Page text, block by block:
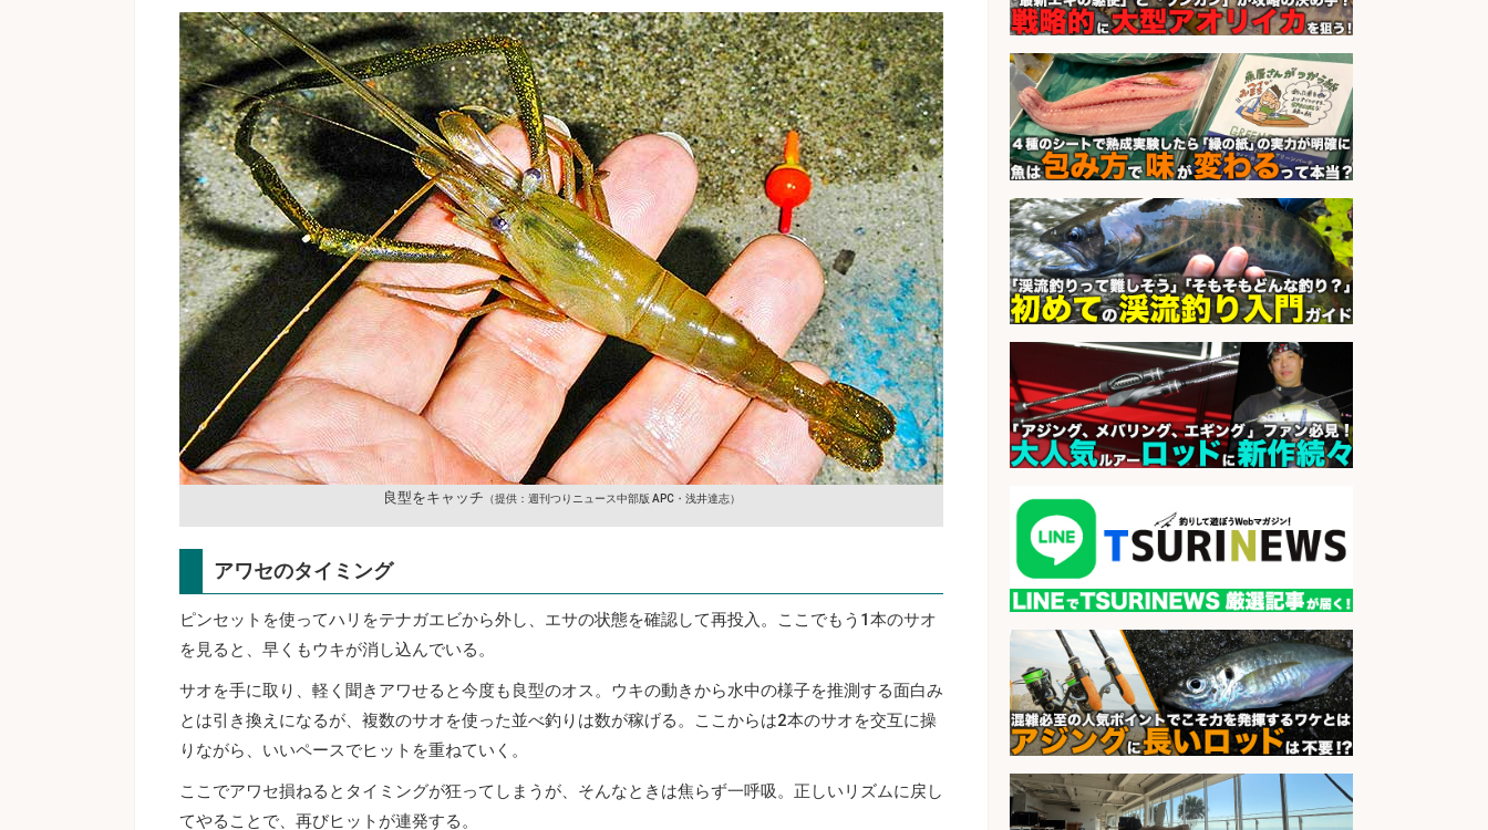
良型をキャッチ （提供：週刊つりニュース中部版 APC・浅井達志）
アワセのタイミング
ピンセットを使ってハリをテナガエビから外し、エサの状態を確認して再投入。ここでもう1本のサオ
を見ると、早くもウキが消し込んでいる。
サオを手に取り、軽く聞きアワせると今度も良型のオス。ウキの動きから水中の様子を推測する面白み
とは引き換えになるが、複数のサオを使った並べ釣りは数が稼げる。ここからは2本のサオを交互に操
りながら、いいペースでヒットを重ねていく。
ここでアワセ損ねるとタイミングが狂ってしまうが、そんなときは焦らず一呼吸。正しいリズムに戻し
てやることで、再びヒットが連発する。